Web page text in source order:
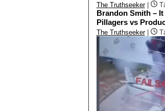
The Truthseeker|
Brandon Smith –
Pillagers vs
The Truthseeker|